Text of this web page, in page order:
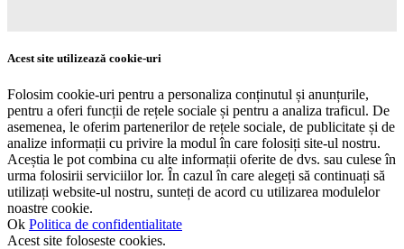
Acest site utilizează cookie-uri
Folosim cookie-uri pentru a personaliza conținutul și anunțurile,
pentru a oferi funcții de rețele sociale și pentru a analiza traficul. De
asemenea, le oferim partenerilor de rețele sociale, de publicitate și de
analize informații cu privire la modul în care folosiți site-ul nostru.
Aceștia le pot combina cu alte informații oferite de dvs. sau culese în
urma folosirii serviciilor lor. În cazul în care alegeți să continuați să
utilizați website-ul nostru, sunteți de acord cu utilizarea modulelor
noastre cookie.
Ok Politica de confidentialitate
Acest site foloseste cookies.